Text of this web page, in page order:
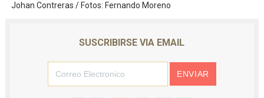
Johan Contreras / Fotos: Fernando Moreno
SUSCRIBIRSE VIA EMAIL